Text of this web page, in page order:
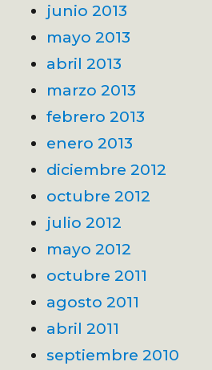
junio 2013
mayo 2013
abril 2013
marzo 2013
febrero 2013
enero 2013
diciembre 2012
octubre 2012
julio 2012
mayo 2012
octubre 2011
agosto 2011
abril 2011
septiembre 2010